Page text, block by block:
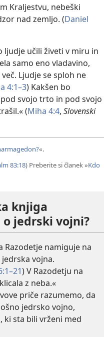
Kraljestvu, nebeški
nad zemljo. (Daniel
ljudje učili živeti v miru in
samo eno vladavino,
Ljudje se sploh ne
4:1–3) Kakšen bo
svojo trto in pod svojo
(Miha 4:4, Slovenski
«.
83:18) Preberite si članek »Kdo
knjiga
jedrski vojni?
Razodetje namiguje na
vojna.
) V Razodetju na
z neba.«
priče razumemo, da
jedrsko vojno,
ki sta bili vrženi med